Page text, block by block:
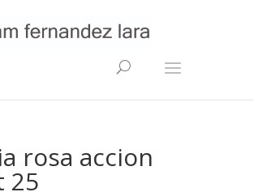
rosa accion
25